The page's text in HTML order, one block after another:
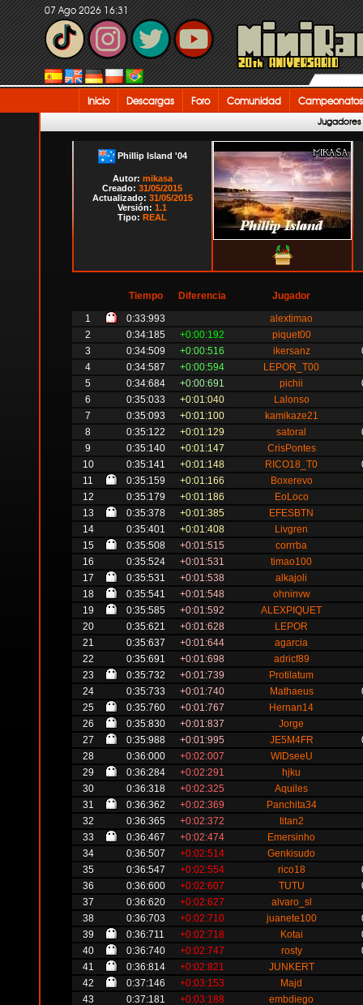
07 Ago 2026 16:31
Inicio Descargas Foro Comunidad Campeonatos
Jugadores
Phillip Island '04
Autor: mikasa
Creado:31/05/2015
Actualizado: 31/05/2015
Versión:1.1
Tipo:REAL
Tiempo Diferencia Jugador
1 0:33:993
alextimao
2
0:34:185 +0:00:192
piquet00
3
0:34:509 +0:00:516 ikersanz
4
0:34:587 +0:00:594
LEPOR_T00
5
0:34:684 +0:00:691 pichii
6
0:35:033 +0:01:040
Lalonso
7
0:35:093 +0:01:100
kamikaze21
8
0:35:122 +0:01:129 satoral
9
0:35:140 +0:01:147
CrisPontes
10
0:35:141 +0:01:148 RICO18_T0
11
0:35:159 +0:01:166
Boxerevo
12
0:35:179 +0:01:186
EoLoco
13
0:35:378 +0:01:385
EFESBTN
14
0:35:401 +0:01:408
Livgren
15
0:35:508 +0:01:515
corrrba
16
0:35:524 +0:01:531
timao100
17
0:35:531 +0:01:538
alkajoli
18
0:35:541 +0:01:548
ohninvw
19
0:35:585 +0:01:592
ALEXPIQUET
20
0:35:621 +0:01:628
LEPOR
21
0:35:637 +0:01:644
agarcia
22
0:35:691 +0:01:698
adricf89
23
0:35:732 +0:01:739
Protilatum
24
0:35:733 +0:01:740 Mathaeus
25
0:35:760 +0:01:767
Hernan14
26
0:35:830 +0:01:837
Jorge
27
0:35:988 +0:01:995 JE5M4FR
28
0:36:000 +0:02:007
WIDseeU
29
0:36:284 +0:02:291
hjku
30
0:36:318 +0:02:325
Aquiles
31
0:36:362 +0:02:369
Panchita34
32
0:36:365 +0:02:372
titan2
33
0:36:467 +0:02:474
Emersinho
34
0:36:507 +0:02:514
Genkisudo
35
0:36:547 +0:02:554 rico18
36
0:36:600 +0:02:607 TUTU
37
0:36:620 +0:02:627
alvaro_sl
38
0:36:703 +0:02:710 juanete100
39
0:36:711 +0:02:718 Kotai
40
0:36:740 +0:02:747 rosty
41
0:36:814 +0:02:821
JUNKERT
42
0:37:146 +0:03:153
Majd
43
0:37:181 +0:03:188
embdiego